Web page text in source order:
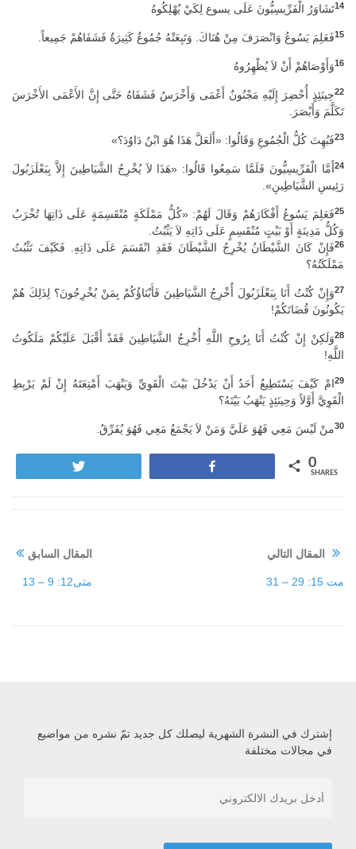
14تَشَاوَرُ الْفَرِّيسِيُّونَ عَلَى يسوع لِكَيْ يُهْلِكُوهُ
15فَعَلِمَ يَسُوعُ وَانْصَرَفَ مِنْ هُنَاكَ. وَتَبِعَتْهُ جُمُوعٌ كَثِيرَةٌ فَشَفَاهُمْ جَمِيعاً.
16وَأَوْصَاهُمْ أَنْ لاَ يُظْهِرُوهُ
22حِينَئِذٍ أُحْضِرَ إِلَيْهِ مَجْنُونٌ أَعْمَى وَأَخْرَسُ فَشَفَاهُ حَتَّى إِنَّ الأَعْمَى الأَخْرَسَ
تَكَلَّمَ وَأَبْصَرَ.
23فَبُهِتَ كُلُّ الْجُمُوعِ وَقَالُوا: «أَلَعَلَّ هَذَا هُوَ ابْنُ دَاوُدَ؟»
24أَمَّا الْفَرِّيسِيُّونَ فَلَمَّا سَمِعُوا قَالُوا: «هَذَا لاَ يُخْرِجُ الشَّيَاطِينَ إِلاَّ بِبَعْلَزَبُولَ
رَئِيسِ الشَّيَاطِينِ».
25فَعَلِمَ يَسُوعُ أَفْكَارَهُمْ وَقَالَ لَهُمْ: «كُلُّ مَمْلَكَةٍ مُنْقَسِمَةٍ عَلَى ذَاتِهَا تُخْرَبُ
وَكُلُّ مَدِينَةٍ أَوْ بَيْتٍ مُنْقَسِمٍ عَلَى ذَاتِهِ لاَ يَثْبُتُ.
26فَإِنْ كَانَ الشَّيْطَانُ يُخْرِجُ الشَّيْطَانَ فَقَدِ انْقَسَمَ عَلَى ذَاتِهِ. فَكَيْفَ تَثْبُتُ
مَمْلَكَتُهُ؟
27وَإِنْ كُنْتُ أَنَا بِبَعْلَزَبُولَ أُخْرِجُ الشَّيَاطِينَ فَأَبْنَاؤُكُمْ بِمَنْ يُخْرِجُونَ؟ لِذَلِكَ هُمْ
يَكُونُونَ قُضَاتَكُمْ!
28وَلَكِنْ إِنْ كُنْتُ أَنَا بِرُوحِ اللَّهِ أُخْرِجُ الشَّيَاطِينَ فَقَدْ أَقْبَلَ عَلَيْكُمْ مَلَكُوتُ
اللَّهِ!
29امْ كَيْفَ يَسْتَطِيعُ أَحَدٌ أَنْ يَدْخُلَ بَيْتَ الْقَوِيِّ وَيَنْهَبَ أَمْتِعَتَهُ إِنْ لَمْ يَرْبِطِ
الْقَوِيَّ أَوَّلاً وَحِينَئِذٍ يَنْهَبُ بَيْتَهُ؟
30منْ لَيْسَ مَعِي فَهُوَ عَلَيَّ وَمَنْ لاَ يَجْمَعُ مَعِي فَهُوَ يُفَرِّقُ.
0
SHARES
المقال السابق
متى12: 9 – 13
المقال التالي
مت 15: 29 – 31
إشترك في النشرة الشهرية ليصلك كل جديد تمّ نشره من مواضيع
في مجالات مختلفة